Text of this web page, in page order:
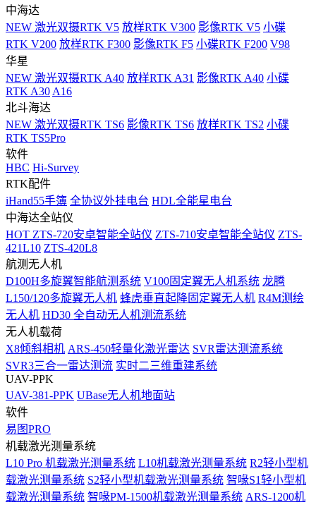
中海达
NEW 激光双摄RTK V5 放样RTK V300 影像RTK V5 小碟
RTK V200 放样RTK F300 影像RTK F5 小碟RTK F200 V98
华星
NEW 激光双摄RTK A40 放样RTK A31 影像RTK A40 小碟
RTK A30 A16
北斗海达
NEW 激光双摄RTK TS6 影像RTK TS6 放样RTK TS2 小碟
RTK TS5Pro
软件
HBC Hi-Survey
RTK配件
iHand55手簿 全协议外挂电台 HDL全能星电台
中海达全站仪
HOT ZTS-720安卓智能全站仪 ZTS-710安卓智能全站仪 ZTS-
421L10 ZTS-420L8
航测无人机
D100H多旋翼智能航测系统 V100固定翼无人机系统 龙腾
L150/120多旋翼无人机 蜂虎垂直起降固定翼无人机 R4M测绘
无人机 HD30 全自动无人机测流系统
无人机载荷
X8倾斜相机 ARS-450轻量化激光雷达 SVR雷达测流系统
SVR3三合一雷达测流 实时二三维重建系统
UAV-PPK
UAV-381-PPK UBase无人机地面站
软件
易图PRO
机载激光测量系统
L10 Pro 机载激光测量系统 L10机载激光测量系统 R2轻小型机
载激光测量系统 S2轻小型机载激光测量系统 智喙S1轻小型机
载激光测量系统 智喙PM-1500机载激光测量系统 ARS-1200机